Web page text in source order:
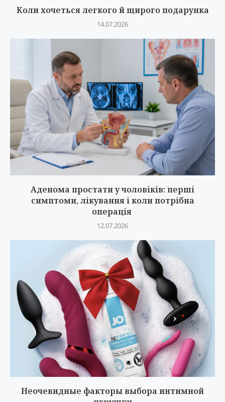
Коли хочеться легкого й щирого подарунка
14.07.2026
Аденома простати у чоловіків: перші
симптоми, лікування і коли потрібна
операція
12.07.2026
Неочевидные факторы выбора интимной